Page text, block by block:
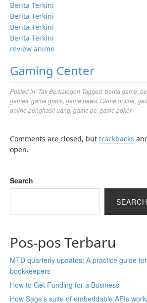
Berita Terkini
Berita Terkini
Berita Terkini
Berita Terkini
review anime
Gaming Center
Posted in: Tak Berkategori Tagged:berita game
games game gratis game news Game online
online penghasil uang game pc game poker
Comments are closed, but trackbacks
open.
Search
SEARCH
Pos-pos Terbaru
MTD quarterly updates: A practice guide
bookkeepers
How to Get Funding for a Business
How Sage’s suite of embeddable APIs